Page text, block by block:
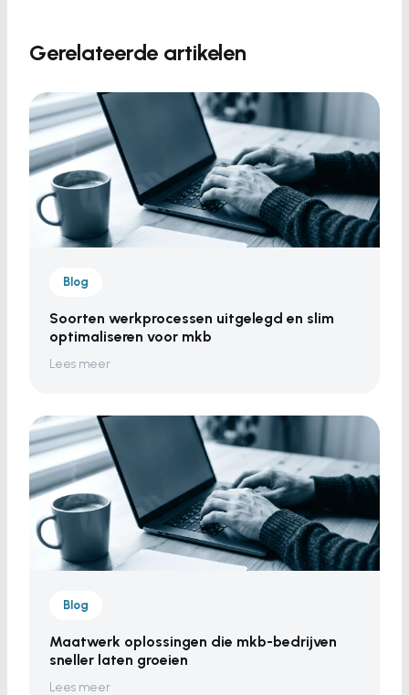
Gerelateerde artikelen
Blog
Soorten werkprocessen uitgelegd en slim
optimaliseren voor mkb
Lees meer
Blog
Maatwerk oplossingen die mkb-bedrijven
sneller laten groeien
Lees meer